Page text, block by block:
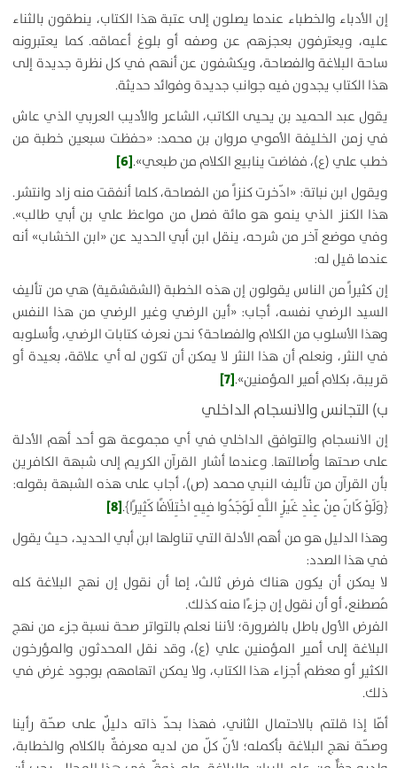
إن الأدباء والخطباء عندما يصلون إلى عتبة هذا الكتاب، ينطقون بالثناء
عليه، ويعترفون بعجزهم عن وصفه أو بلوغ أعماقه. كما يعتبرونه
ساحة البلاغة والفصاحة، ويكشفون عن أنهم في كل نظرة جديدة إلى
هذا الكتاب يجدون فيه جوانب جديدة وفوائد حديثة.
يقول عبد الحميد بن يحيى الكاتب، الشاعر والأديب العربي الذي عاش
في زمن الخليفة الأموي مروان بن محمد: «حفظت سبعين خطبة من
خطب علي (ع)، ففاضت ينابيع الكلام من طبعي».[6]
ويقول ابن نباتة: «ادّخرت كنزاً من الفصاحة، كلما أنفقت منه زاد وانتشر.
هذا الكنز الذي ينمو هو مائة فصل من مواعظ علي بن أبي طالب».
وفي موضع آخر من شرحه، ينقل ابن أبي الحديد عن «ابن الخشاب» أنه
عندما قيل له:
إن كثيراً من الناس يقولون إن هذه الخطبة (الشقشقية) هي من تأليف
السيد الرضي نفسه، أجاب: «أين الرضي وغير الرضي من هذا النفس
وهذا الأسلوب من الكلام والفصاحة؟ نحن نعرف كتابات الرضي، وأسلوبه
في النثر، ونعلم أن هذا النثر لا يمكن أن تكون له أي علاقة، بعيدة أو
قريبة، بكلام أمير المؤمنين».[7]
ب‌) التجانس والانسجام الداخلي
إن الانسجام والتوافق الداخلي في أي مجموعة هو أحد أهم الأدلة
على صحتها وأصالتها. وعندما أشار القرآن الكريم إلى شبهة الكافرين
بأن القرآن من تأليف النبي محمد (ص)، أجاب على هذه الشبهة بقوله:
﴿وَلَوْ كَانَ مِنْ عِنْدِ غَيْرِ اللَّهِ لَوَجَدُوا فِيهِ اخْتِلَافًا كَثِيرًا﴾.
[8]
وهذا الدليل هو من أهم الأدلة التي تناولها ابن أبي الحديد، حيث يقول
في هذا الصدد:
لا يمكن أن يكون هناك فرض ثالث، إما أن نقول إن نهج البلاغة كله
مُصطنع، أو أن نقول إن جزءًا منه كذلك.
الفرض الأول باطل بالضرورة؛ لأننا نعلم بالتواتر صحة نسبة جزء من نهج
البلاغة إلى أمير المؤمنين علي (ع)، وقد نقل المحدثون والمؤرخون
الكثير أو معظم أجزاء هذا الكتاب، ولا يمكن اتهامهم بوجود غرض في
ذلك.
أمّا إذا قلتم بالاحتمال الثاني، فهذا بحدّ ذاته دليلٌ على صحّة رأينا
وصحّة نهج البلاغة بأكمله؛ لأنّ كلّ من لديه معرفةٌ بالكلام والخطابة،